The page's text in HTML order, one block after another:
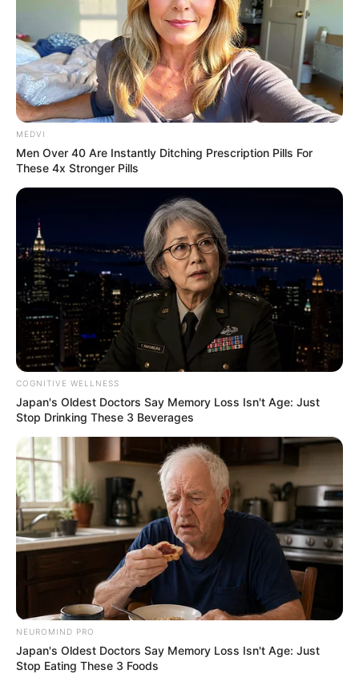
MEDVI
Men Over 40 Are Instantly Ditching Prescription Pills For
These 4x Stronger Pills
COGNITIVE WELLNESS
Japan's Oldest Doctors Say Memory Loss Isn't Age: Just
Stop Drinking These 3 Beverages
NEUROMIND PRO
Japan's Oldest Doctors Say Memory Loss Isn't Age: Just
Stop Eating These 3 Foods